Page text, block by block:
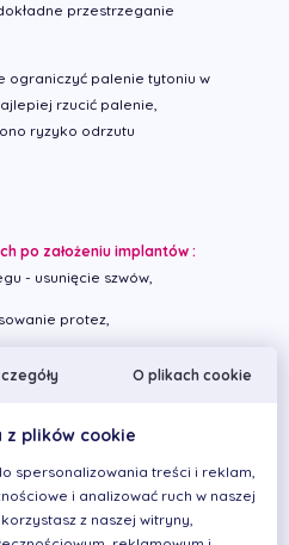
przestrzeganie
ograniczyć palenie tytoniu w
rzucić palenie,
ryzyko odrzutu
po założeniu implantów :
- usunięcie szwów,
protez,
który w przypadku żuchwy
O plikach cookie
z plików cookie
spersonalizowania treści i reklam,
i analizować ruch w naszej
z naszej witryny,